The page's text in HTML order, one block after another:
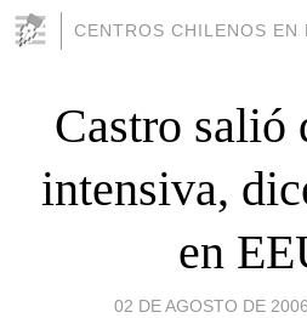
CENTROS CHILENOS EN
Castro salió
intensiva,
en
02 DE AGOSTO DE